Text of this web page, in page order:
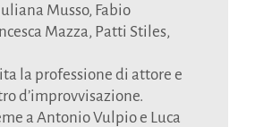
Musso, Fabio
Mazza, Patti Stiles,
la professione di attore e
d’improvvisazione.
a Antonio Vulpio e Luca